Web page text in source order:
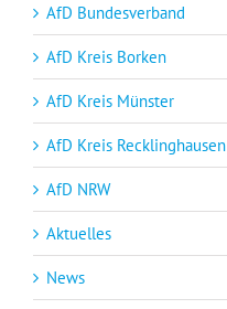
AfD Bundesverband
AfD Kreis Borken
AfD Kreis Münster
AfD Kreis Recklinghausen
AfD NRW
Aktuelles
News